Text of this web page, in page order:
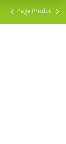
Page Produit